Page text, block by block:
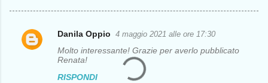
C
Danila Oppio 4 maggio 2021 alle ore 17:30
Molto interessante! Grazie per averlo pubblicato
Renata!
RISPONDI